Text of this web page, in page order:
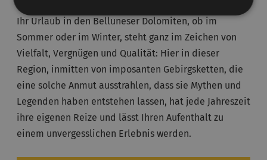
Ihr Urlaub in den Belluneser Dolomiten, ob im
Sommer oder im Winter, steht ganz im Zeichen von
Vielfalt, Vergnügen und Qualität: Hier in dieser
Region, inmitten von imposanten Gebirgsketten, die
eine solche Anmut ausstrahlen, dass sie Mythen und
Legenden haben entstehen lassen, hat jede Jahreszeit
ihre eigenen Reize und lässt Ihren Aufenthalt zu
einem unvergesslichen Erlebnis werden.